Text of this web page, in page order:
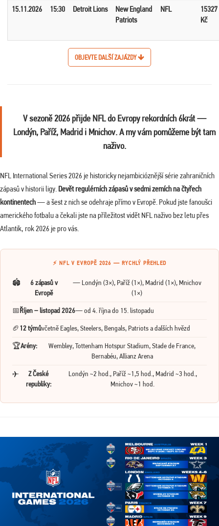
15.11.2026 15:30 Detroit Lions
New England
Patriots
NFL
15327
Kč
OBJEVTE DALŠÍ ZAJÁZDY
V sezoně 2026 přijde NFL do Evropy rekordních 6krát —
Londýn, Paříž, Madrid i Mnichov. A my vám pomůžeme být tam
naživo.
NFL International Series 2026 je historicky nejambicióznější série zahraničních
zápasů v historii ligy. Devět regulérních zápasů v sedmi zemích na čtyřech
kontinentech— a šest z nich se odehraje přímo v Evropě. Pokud jste fanoušci
amerického fotbalu a čekali jste na příležitost vidět NFL naživo bez letu přes
Atlantik, rok 2026 je pro vás.
⚡ NFL V EVROPĚ 2026 — RYCHLÝ PŘEHLED
🏟️
6 zápasů v
Evropě
— Londýn (3×), Paříž (1×), Madrid (1×), Mnichov
(1×)
📅Říjen – listopad 2026— od 4. října do 15. listopadu
🏈12 týmůvčetně Eagles, Steelers, Bengals, Patriots a dalších hvězd
🏆Arény:
Wembley, Tottenham Hotspur Stadium, Stade de France,
Bernabéu, Allianz Arena
✈️
Z České
republiky:
Londýn ~2 hod., Paříž ~1,5 hod., Madrid ~3 hod.,
Mnichov ~1 hod.